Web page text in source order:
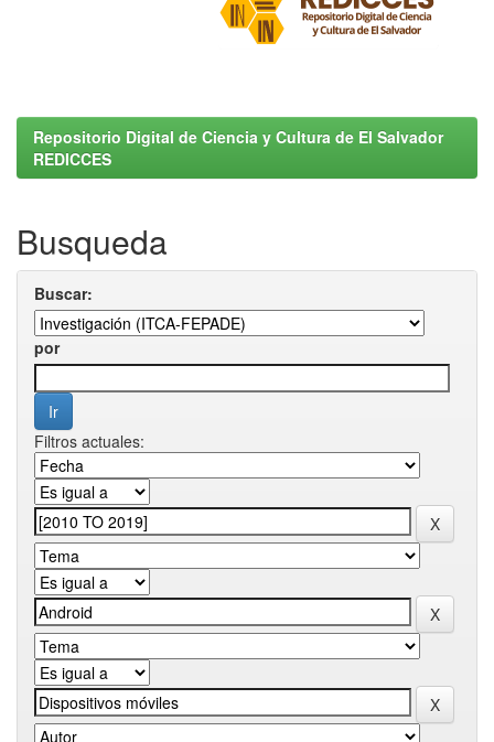
Repositorio Digital de Ciencia y Cultura de El Salvador
REDICCES
Busqueda
Buscar:
por
Filtros actuales: